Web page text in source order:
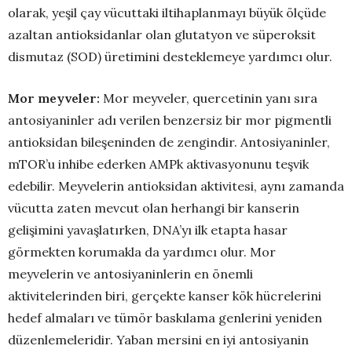
olarak, yeşil çay vücuttaki iltihaplanmayı büyük ölçüde
azaltan antioksidanlar olan glutatyon ve süperoksit
dismutaz (SOD) üretimini desteklemeye yardımcı olur.
Mor meyveler: Mor meyveler, quercetinin yanı sıra
antosiyaninler adı verilen benzersiz bir mor pigmentli
antioksidan bileşeninden de zengindir. Antosiyaninler,
mTOR’u inhibe ederken AMPk aktivasyonunu teşvik
edebilir. Meyvelerin antioksidan aktivitesi, aynı zamanda
vücutta zaten mevcut olan herhangi bir kanserin
gelişimini yavaşlatırken, DNA’yı ilk etapta hasar
görmekten korumakla da yardımcı olur. Mor
meyvelerin ve antosiyaninlerin en önemli
aktivitelerinden biri, gerçekte kanser kök hücrelerini
hedef almaları ve tümör baskılama genlerini yeniden
düzenlemeleridir. Yaban mersini en iyi antosiyanin